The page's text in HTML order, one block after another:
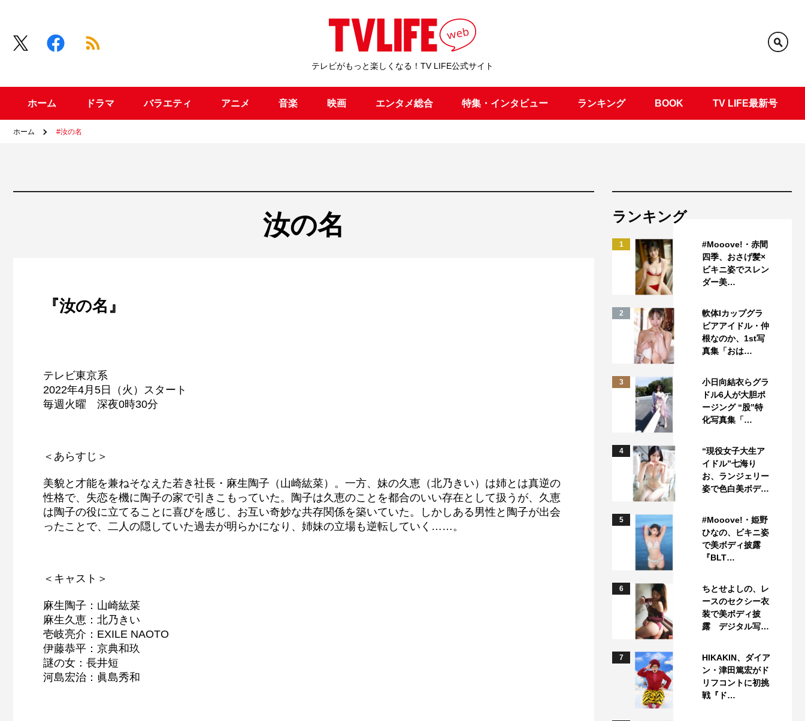
テレビがもっと楽しくなる！TV LIFE公式サイト
ホーム ドラマ バラエティ アニメ 音楽 映画 エンタメ総合 特集・インタビュー ランキング BOOK TV LIFE最新号
ホーム #汝の名
汝の名
『汝の名』
テレビ東京系
2022年4月5日（火）スタート
毎週火曜 深夜0時30分
＜あらすじ＞
美貌と才能を兼ねそなえた若き社長・麻生陶子（山崎紘菜）。一方、妹の久恵（北乃きい）は姉とは真逆の
性格で、失恋を機に陶子の家で引きこもっていた。陶子は久恵のことを都合のいい存在として扱うが、久恵
は陶子の役に立てることに喜びを感じ、お互い奇妙な共存関係を築いていた。しかしある男性と陶子が出会
ったことで、二人の隠していた過去が明らかになり、姉妹の立場も逆転していく……。
＜キャスト＞
麻生陶子：山崎紘菜
麻生久恵：北乃きい
壱岐亮介：EXILE NAOTO
伊藤恭平：京典和玖
謎の女：長井短
河島宏治：眞島秀和
ランキング
1
#Mooove!・赤間
四季、おさげ髪×
ビキニ姿でスレン
ダー美…
2
軟体Iカップグラ
ビアアイドル・仲
根なのか、1st写
真集「おは…
3
小日向結衣らグラ
ドル6人が大胆ポ
ージング “股”特
化写真集「…
4
“現役女子大生ア
イドル”七海り
お、ランジェリー
姿で色白美ボデ…
5
#Mooove!・姫野
ひなの、ビキニ姿
で美ボディ披露
『BLT…
6
ちとせよしの、レ
ースのセクシー衣
装で美ボディ披
露 デジタル写…
7
HIKAKIN、ダイア
ン・津田篤宏がド
リフコントに初挑
戦『ド…